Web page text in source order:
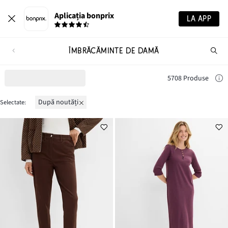
Aplicația bonprix LA APP
ÎMBRĂCĂMINTE DE DAMĂ
5708 Produse
Selectate: după noutăți